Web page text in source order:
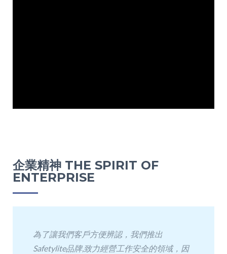
企業精神 THE SPIRIT OF
ENTERPRISE
為了讓我們客戶方便辨認，我們推出
Safetylite品牌,致力經營工作安全的領域，因